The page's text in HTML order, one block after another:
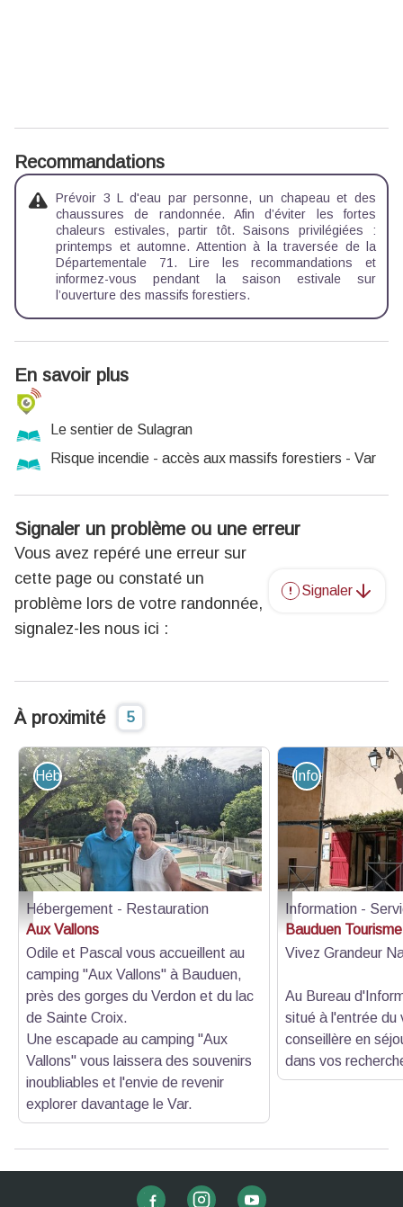
Recommandations
Prévoir 3 L d'eau par personne, un chapeau et des
chaussures de randonnée. Afin d’éviter les fortes
chaleurs estivales, partir tôt. Saisons privilégiées :
printemps et automne. Attention à la traversée de la
Départementale 71. Lire les recommandations et
informez-vous pendant la saison estivale sur
l’ouverture des massifs forestiers.
En savoir plus
Le sentier de Sulagran
Risque incendie - accès aux massifs forestiers - Var
Signaler un problème ou une erreur
Vous avez repéré une erreur sur
cette page ou constaté un
problème lors de votre randonnée,
signalez-les nous ici :
Signaler
À proximité 5
Odile et Pascal - Aux Vallons
Hébergement - Restauration
Hébergement - Restauration
Aux Vallons
Odile et Pascal vous accueillent au
camping "Aux Vallons" à Bauduen,
près des gorges du Verdon et du lac
de Sainte Croix.
Une escapade au camping "Aux
Vallons" vous laissera des souvenirs
inoubliables et l'envie de revenir
explorer davantage le Var.
Vue - Office de
Information -
Information -
Bauduen Tourisme
Vivez Grandeur
Au Bureau
situé à l'entrée du
conseillère en
dans vos